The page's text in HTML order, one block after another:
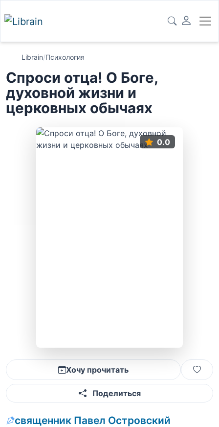
Librain/Психология
Спроси отца! О Боге,
духовной жизни и
церковных обычаях
0.0
Хочу прочитать
Поделиться
священник Павел Островский